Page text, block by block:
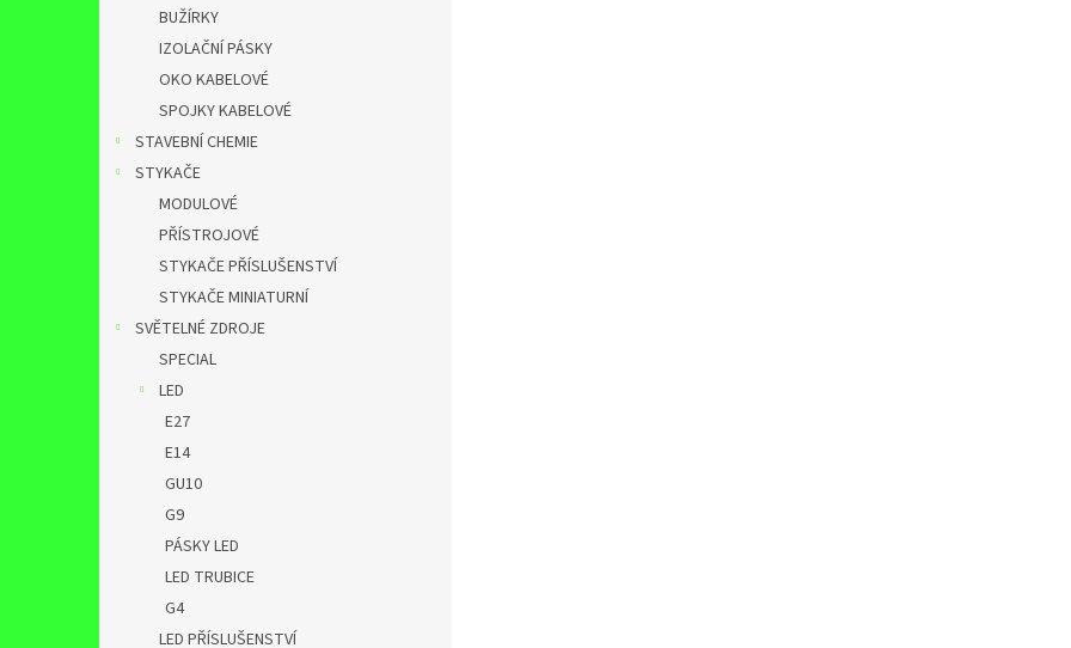
BUŽÍRKY
IZOLAČNÍ PÁSKY
OKO KABELOVÉ
SPOJKY KABELOVÉ
STAVEBNÍ CHEMIE
STYKAČE
MODULOVÉ
PŘÍSTROJOVÉ
STYKAČE PŘÍSLUŠENSTVÍ
STYKAČE MINIATURNÍ
SVĚTELNÉ ZDROJE
SPECIAL
LED
E27
E14
GU10
G9
PÁSKY LED
LED TRUBICE
G4
LED PŘÍSLUŠENSTVÍ